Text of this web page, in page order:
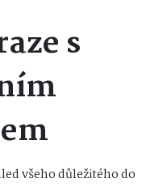
s
všeho důležitého do